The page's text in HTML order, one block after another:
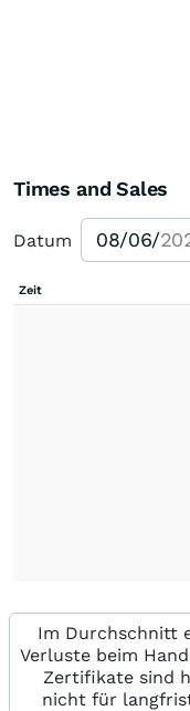
Times and Sales
Datum
Zeit
Im Durchschnitt
Verluste beim
Zertifikate sind
nicht für